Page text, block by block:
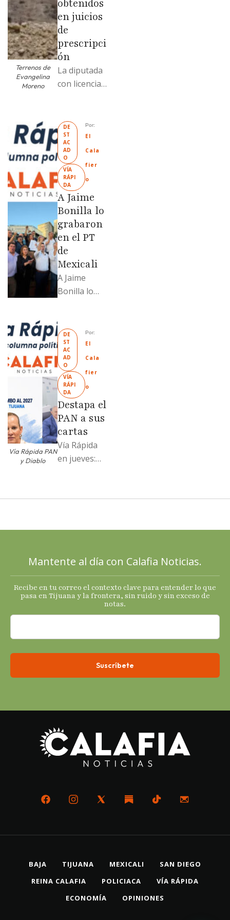
Terrenos de
Evangelina
Moreno
obtenidos
en juicios
de
prescripci
ón
La diputada
con licencia
antecedente
s de
prescripción
positiva; uno
fue
revendido
329% por
encima …
DE
ST
AC
AD
O
VÍA
RÁPI
DA
Por:
El
Cala
fier
o
A Jaime
Bonilla lo
grabaron
en el PT
de
Mexicali
A Jaime
Bonilla lo
Mexicali;
Llamadme
Ruffo
“Mandela”;
Evangelina
Moreno no
soportó; Los
…
Vía Rápida PAN
y Diablo
DE
ST
AC
AD
O
VÍA
RÁPI
DA
Por:
El
Cala
fier
o
Destapa el
PAN a sus
cartas
Vía Rápida
en jueves:
cartas; El
Mantente al día con Calafia Noticias.
Recibe en tu correo el contexto clave para entender lo que
pasa en Tijuana y la frontera, sin ruido y sin exceso de
notas.
BAJA TIJUANA MEXICALI
SAN DIEGO
REINA CALAFIA
POLICIACA
VÍA RÁPIDA
ECONOMÍA
OPINIONES